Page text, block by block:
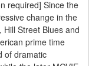
required] Since the
change in the
Street Blues and
prime time
of dramatic